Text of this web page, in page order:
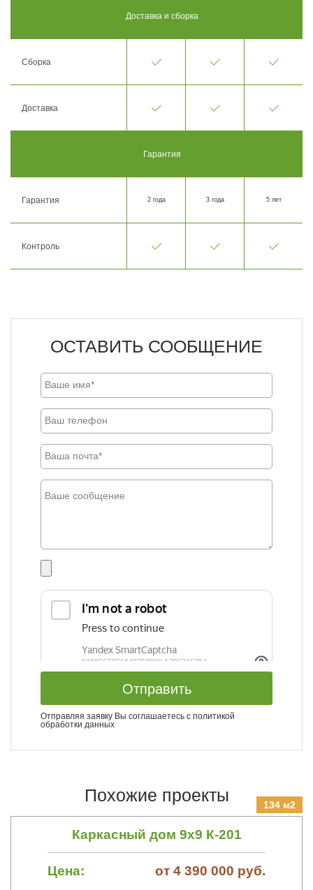
Доставка и сборка
Сборка
Доставка
Гарантия
Гарантия 2 года 3 года 5 лет
Контроль
ОСТАВИТЬ СООБЩЕНИЕ
Отправить
Отправляя заявку Вы соглашаетесь с политикой
обработки данных
Похожие проекты 134 м2
Каркасный дом 9х9 К-201
Цена: от 4 390 000 руб.